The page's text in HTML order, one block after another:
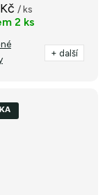
/ ks
2 ks
+ další